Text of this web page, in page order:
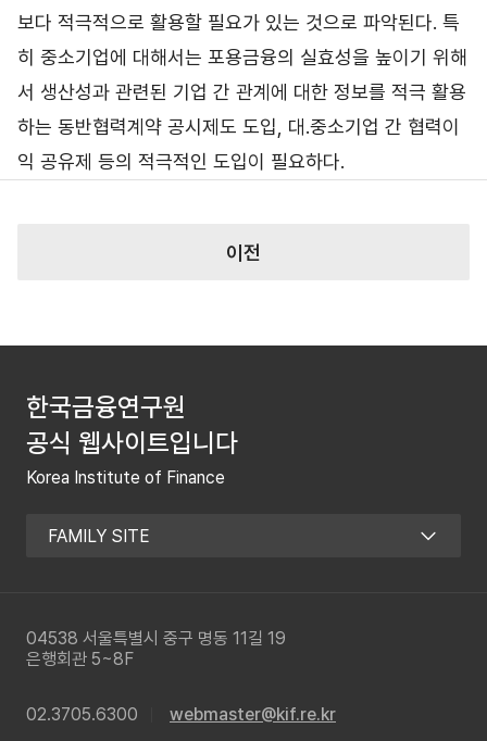
보다 적극적으로 활용할 필요가 있는 것으로 파악된다. 특
히 중소기업에 대해서는 포용금융의 실효성을 높이기 위해
서 생산성과 관련된 기업 간 관계에 대한 정보를 적극 활용
하는 동반협력계약 공시제도 도입, 대․중소기업 간 협력이
익 공유제 등의 적극적인 도입이 필요하다.
이전
한국금융연구원
공식 웹사이트입니다
Korea Institute of Finance
04538 서울특별시 중구 명동 11길 19
은행회관 5~8F
02.3705.6300 webmaster@kif.re.kr